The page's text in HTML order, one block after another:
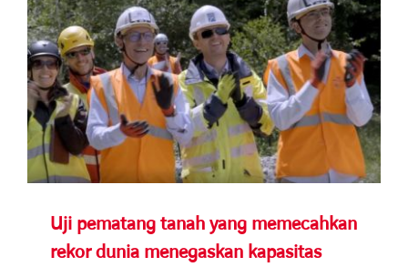
Uji pematang tanah yang memecahkan
rekor dunia menegaskan kapasitas